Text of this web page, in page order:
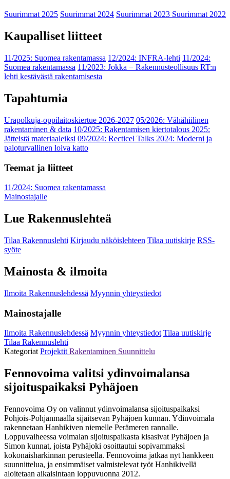
Suurimmat 2025 Suurimmat 2024 Suurimmat 2023 Suurimmat 2022
Kaupalliset liitteet
11/2025: Suomea rakentamassa 12/2024: INFRA-lehti 11/2024:
Suomea rakentamassa 11/2023: Jokka − Rakennusteollisuus RT:n
lehti kestävästä rakentamisesta
Tapahtumia
Urapolkuja-oppilaitoskiertue 2026-2027 05/2026: Vähähiilinen
rakentaminen & data 10/2025: Rakentamisen kiertotalous 2025:
Jätteistä materiaaleiksi 09/2024: Recticel Talks 2024: Moderni ja
paloturvallinen loiva katto
Teemat ja liitteet
11/2024: Suomea rakentamassa
Mainostajalle
Lue Rakennuslehteä
Tilaa Rakennuslehti Kirjaudu näköislehteen Tilaa uutiskirje RSS-
syöte
Mainosta & ilmoita
Ilmoita Rakennuslehdessä Myynnin yhteystiedot
Mainostajalle
Ilmoita Rakennuslehdessä Myynnin yhteystiedot Tilaa uutiskirje
Tilaa Rakennuslehti
KategoriatProjektitRakentaminen Suunnittelu
Fennovoima valitsi ydinvoimalansa
sijoituspaikaksi Pyhäjoen
Fennovoima Oy on valinnut ydinvoimalansa sijoituspaikaksi
Pohjois-Pohjanmaalla sijaitsevan Pyhäjoen kunnan. Ydinvoimala
rakennetaan Hanhikiven niemelle Perämeren rannalle.
Loppuvaiheessa voimalan sijoituspaikasta kisasivat Pyhäjoen ja
Simon kunnat, joista Pyhäjoki osoittautui sopivammaksi
kokonaisharkinnan perusteella. Fennovoima jatkaa nyt hankkeen
suunnittelua, ja ensimmäiset valmistelevat työt Hanhikivellä
aloitetaan aikaisintaan loppuvuonna 2012.